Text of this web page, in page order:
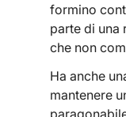
formino
parte di una
che non
Ha anche
mantenere